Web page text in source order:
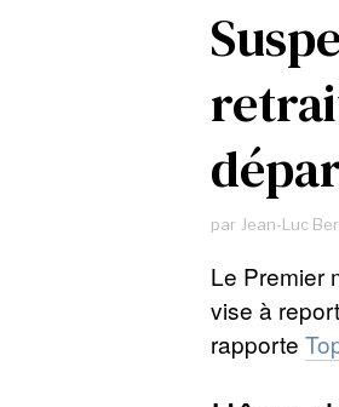
par Jean-Luc
Le Premier
vise à
rapporte